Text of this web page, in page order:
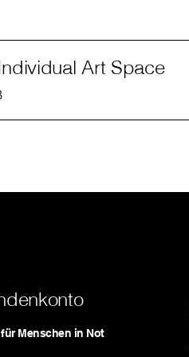
Art Space
Menschen in Not